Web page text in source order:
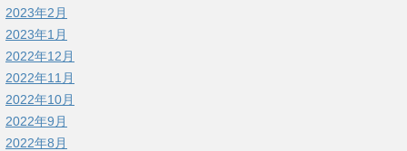
2023年2月
2023年1月
2022年12月
2022年11月
2022年10月
2022年9月
2022年8月